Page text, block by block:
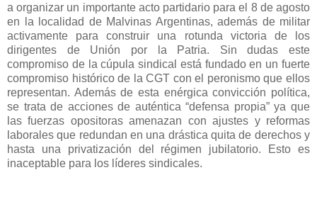
a organizar un importante acto partidario para el 8 de agosto
en la localidad de Malvinas Argentinas, además de militar
activamente para construir una rotunda victoria de los
dirigentes de Unión por la Patria. Sin dudas este
compromiso de la cúpula sindical está fundado en un fuerte
compromiso histórico de la CGT con el peronismo que ellos
representan. Además de esta enérgica convicción política,
se trata de acciones de auténtica “defensa propia” ya que
las fuerzas opositoras amenazan con ajustes y reformas
laborales que redundan en una drástica quita de derechos y
hasta una privatización del régimen jubilatorio. Esto es
inaceptable para los líderes sindicales.